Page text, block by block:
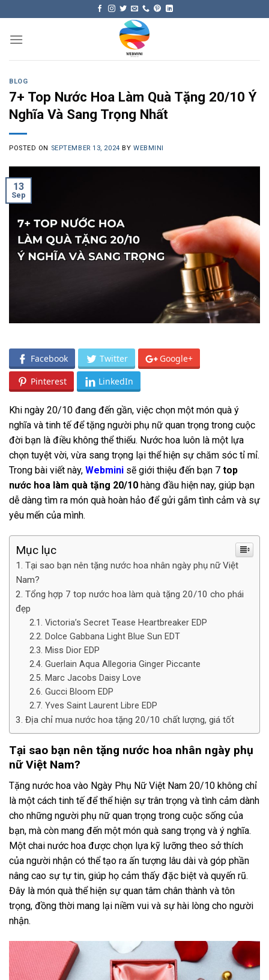
content
BLOG
7+ Top Nước Hoa Làm Quà Tặng 20/10 Ý
Nghĩa Và Sang Trọng Nhất
POSTED ON SEPTEMBER 13, 2024 BY WEBMINI
13
Sep
Facebook Twitter Google+
Pinterest LinkedIn
Khi ngày 20/10 đang đến gần, việc chọn một món quà ý
nghĩa và tinh tế để tặng người phụ nữ quan trọng trong cuộc
đời bạn là điều không thể thiếu. Nước hoa luôn là một lựa
chọn tuyệt vời, vừa sang trọng lại thể hiện sự chăm sóc tỉ mỉ.
Trong bài viết này, Webmini sẽ giới thiệu đến bạn 7 top
nước hoa làm quà tặng 20/10 hàng đầu hiện nay, giúp bạn
dễ dàng tìm ra món quà hoàn hảo để gửi gắm tình cảm và sự
yêu mến của mình.
Mục lục
Tại sao bạn nên tặng nước hoa nhân ngày phụ nữ Việt
Nam?
Tổng hợp 7 top nước hoa làm quà tặng 20/10 cho phái
đẹp
Victoria’s Secret Tease Heartbreaker EDP
Dolce Gabbana Light Blue Sun EDT
Miss Dior EDP
Guerlain Aqua Allegoria Ginger Piccante
Marc Jacobs Daisy Love
Gucci Bloom EDP
Yves Saint Laurent Libre EDP
Địa chỉ mua nước hoa tặng 20/10 chất lượng, giá tốt
Tại sao bạn nên tặng nước hoa nhân ngày phụ
nữ Việt Nam?
Tặng nước hoa vào Ngày Phụ Nữ Việt Nam 20/10 không chỉ
là một cách tinh tế để thể hiện sự trân trọng và tình cảm dành
cho những người phụ nữ quan trọng trong cuộc sống của
bạn, mà còn mang đến một món quà sang trọng và ý nghĩa.
Một chai nước hoa được chọn lựa kỹ lưỡng theo sở thích
của người nhận có thể tạo ra ấn tượng lâu dài và góp phần
nâng cao sự tự tin, giúp họ cảm thấy đặc biệt và quyến rũ.
Đây là món quà thể hiện sự quan tâm chân thành và tôn
trọng, đồng thời mang lại niềm vui và sự hài lòng cho người
nhận.